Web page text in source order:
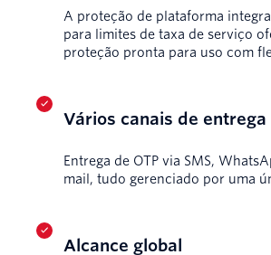
A proteção de plataforma
para limites de taxa de serviço
proteção pronta para uso com
Vários canais de entrega
Entrega de OTP via SMS,
mail, tudo gerenciado por uma
Alcance global